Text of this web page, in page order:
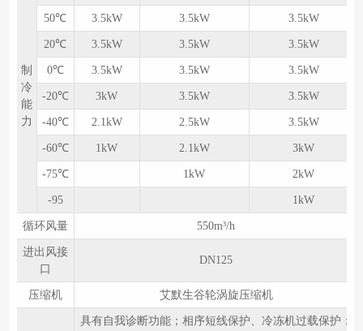
制
冷
能
力
50℃ 3.5kW 3.5kW 3.5kW
20℃ 3.5kW 3.5kW 3.5kW
0℃ 3.5kW 3.5kW 3.5kW
-20℃ 3kW 3.5kW 3.5kW
-40℃ 2.1kW 2.5kW 3.5kW
-60℃ 1kW 2.1kW 3kW
-75℃ 1kW 2kW
-95 1kW
循环风量 550m³/h
进出风接
口
DN125
压缩机 艾默生谷轮涡旋压缩机
具有自我诊断功能；相序短线保护、冷冻机过载保护；